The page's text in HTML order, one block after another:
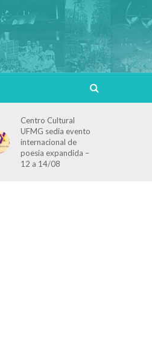
Centro Cultural
UFMG sedia evento
internacional de
poesia expandida –
12 a 14/08